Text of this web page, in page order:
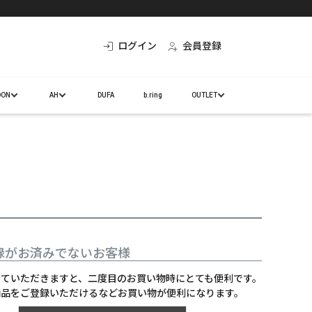
ログイン 会員登録
AH DUFA b.ring OUTLET
がお済みでないお客様
いただきますと、二度目のお買い物時にとても便利です。
をご登録いただけるなどお買い物が便利になります。